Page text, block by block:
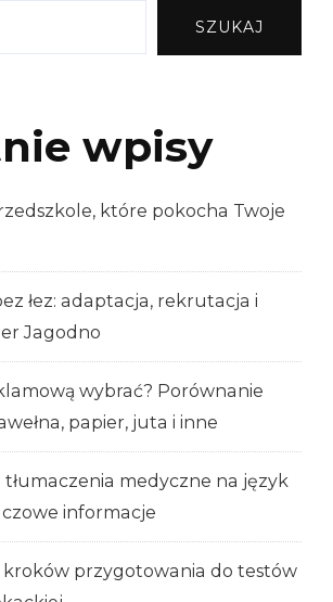
SZUKAJ
wpisy
które pokocha Twoje
łez: adaptacja, rekrutacja i
Jagodno
wybrać? Porównanie
papier, juta i inne
medyczne na język
informacje
przygotowania do testów